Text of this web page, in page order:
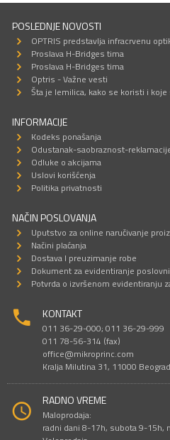
POSLEDNJE NOVOSTI
OPTRIS predstavlja infracrvenu
Proslava H-Bridges tima
Proslava H-Bridges tima
Optris - Važne vesti
Šta je lemilica, kako se koristi i
INFORMACIJE
Kodeks ponašanja
Odustanak-saobraznost-
Odluke o akcijama
Uslovi korišćenja
Politika privatnosti
NAČIN POSLOVANJA
Uputstvo za online naručivanje
Načini plaćanja
Dostava I preuzimanje robe
Dokument za evidentiranje
Potvrda o izvršenom evidentiranju
KONTAKT
011 36-29-000; 011 36-29-999
011 78-56-314 (fax)
office@mikroprinc.com
Kralja Milutina 31, 11000
RADNO VREME
Maloprodaja:
radni dani 8-17h, subota 9-15h,